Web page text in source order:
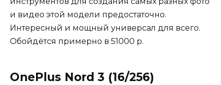
и видео этой модели предостаточно.
Интересный и мощный универсал для всего.
Обойдётся примерно в 51000 р.
OnePlus Nord 3 (16/256)